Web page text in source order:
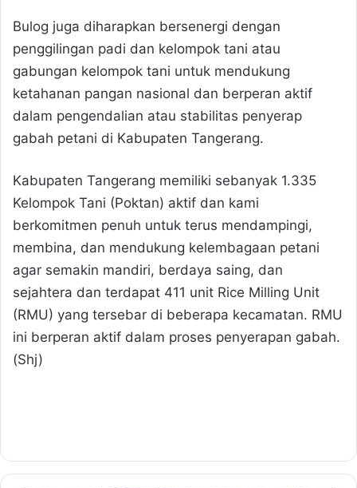
Bulog juga diharapkan bersenergi dengan
penggilingan padi dan kelompok tani atau
gabungan kelompok tani untuk mendukung
ketahanan pangan nasional dan berperan aktif
dalam pengendalian atau stabilitas penyerap
gabah petani di Kabupaten Tangerang.
Kabupaten Tangerang memiliki sebanyak 1.335
Kelompok Tani (Poktan) aktif dan kami
berkomitmen penuh untuk terus mendampingi,
membina, dan mendukung kelembagaan petani
agar semakin mandiri, berdaya saing, dan
sejahtera dan terdapat 411 unit Rice Milling Unit
(RMU) yang tersebar di beberapa kecamatan. RMU
ini berperan aktif dalam proses penyerapan gabah.
(Shj)